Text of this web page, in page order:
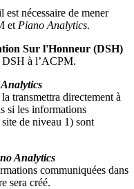
nécessaire de mener
et Piano Analytics.
Sur l'Honneur (DSH)
DSH à l’ACPM.
transmettra directement à
si les informations
de niveau 1) sont
Analytics
communiquées dans
sera créé.